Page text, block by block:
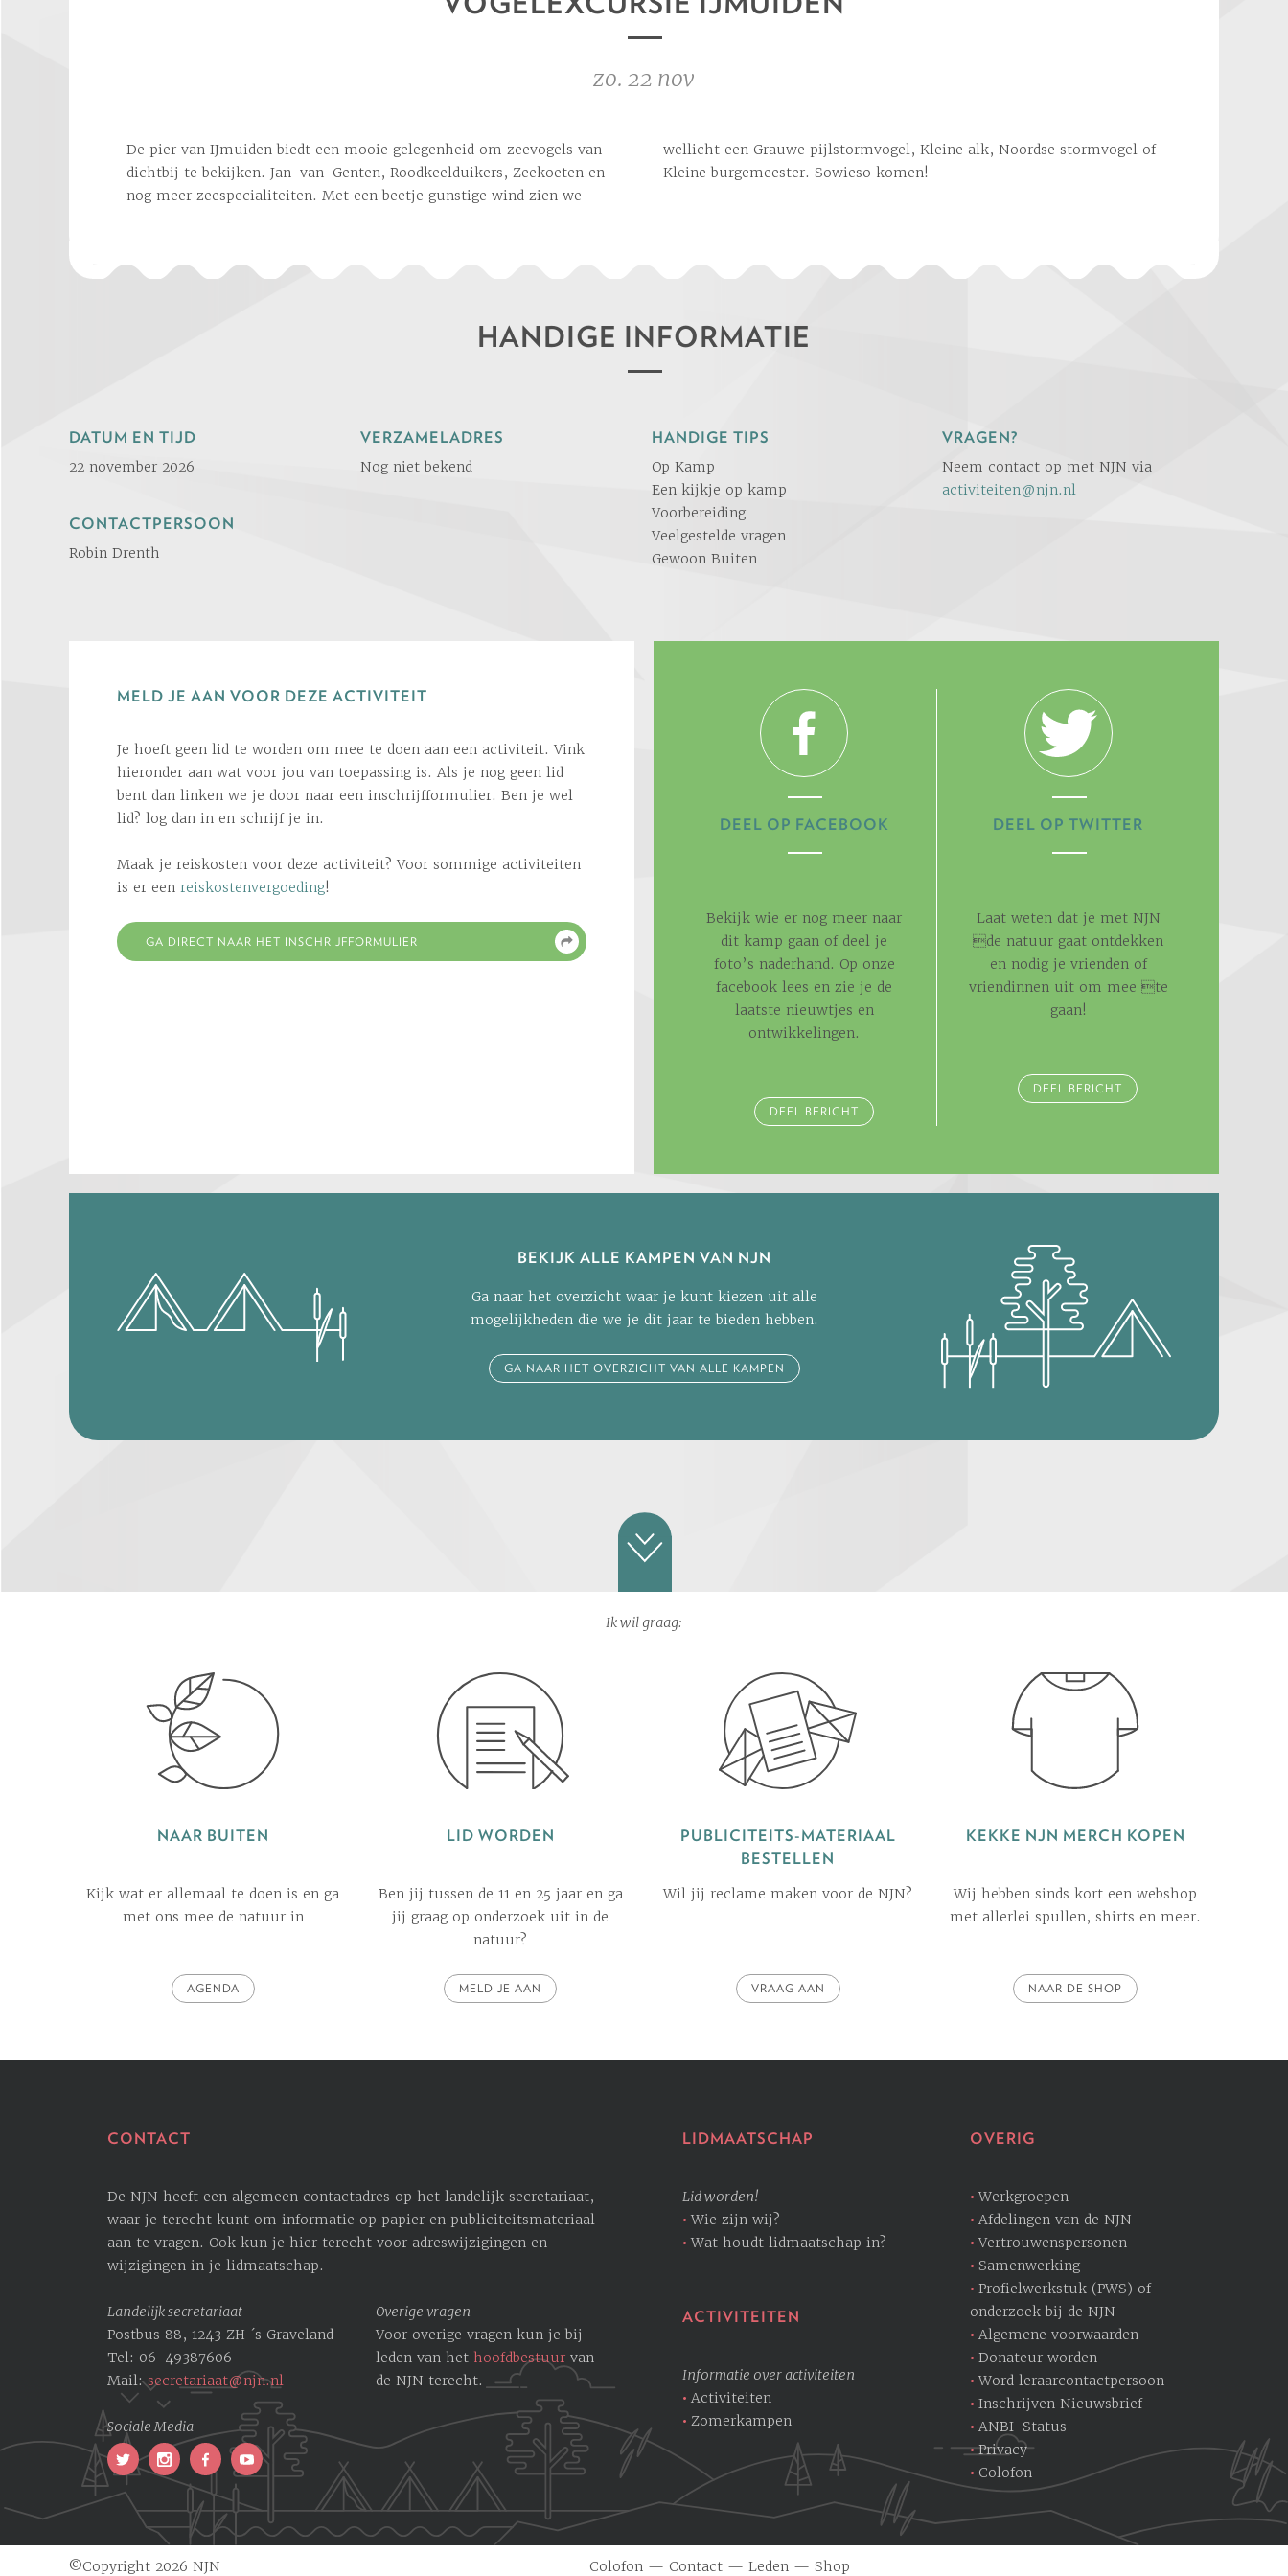
zo. 22 nov
De pier van IJmuiden biedt een mooie gelegenheid om zeevogels van
dichtbij te bekijken. Jan-van-Genten, Roodkeelduikers, Zeekoeten en
nog meer zeespecialiteiten. Met een beetje gunstige wind zien we
wellicht een Grauwe pijlstormvogel, Kleine alk, Noordse stormvogel of
Kleine burgemeester. Sowieso komen!
HANDIGE INFORMATIE
DATUM EN TIJD
22 november 2026
CONTACTPERSOON
Robin Drenth
VERZAMELADRES
Nog niet bekend
HANDIGE TIPS
Op Kamp
Een kijkje op kamp
Voorbereiding
Veelgestelde vragen
Gewoon Buiten
VRAGEN?
Neem contact op met NJN via
activiteiten@njn.nl
MELD JE AAN VOOR DEZE ACTIVITEIT
Je hoeft geen lid te worden om mee te doen aan een activiteit. Vink
hieronder aan wat voor jou van toepassing is. Als je nog geen lid
bent dan linken we je door naar een inschrijfformulier. Ben je wel
lid? log dan in en schrijf je in.
Maak je reiskosten voor deze activiteit? Voor sommige activiteiten
is er een reiskostenvergoeding!
DEEL OP FACEBOOK
Bekijk wie er nog meer naar
dit kamp gaan of deel je
foto’s naderhand. Op onze
facebook lees en zie je de
laatste nieuwtjes en
ontwikkelingen.
DEEL BERICHT
DEEL OP TWITTER
Laat weten dat je met NJN
de natuur gaat ontdekken
en nodig je vrienden of
vriendinnen uit om mee te
gaan!
DEEL BERICHT
BEKIJK ALLE KAMPEN VAN NJN
Ga naar het overzicht waar je kunt kiezen uit alle
mogelijkheden die we je dit jaar te bieden hebben.
GA NAAR HET OVERZICHT VAN ALLE KAMPEN
Ik wil graag:
NAAR BUITEN
Kijk wat er allemaal te doen is en ga
met ons mee de natuur in
AGENDA
LID WORDEN
Ben jij tussen de 11 en 25 jaar en ga
jij graag op onderzoek uit in de
natuur?
MELD JE AAN
PUBLICITEITS-MATERIAAL
BESTELLEN
Wil jij reclame maken voor de NJN?
VRAAG AAN
KEKKE NJN MERCH KOPEN
Wij hebben sinds kort een webshop
met allerlei spullen, shirts en meer.
NAAR DE SHOP
CONTACT
De NJN heeft een algemeen contactadres op het landelijk secretariaat,
waar je terecht kunt om informatie op papier en publiciteitsmateriaal
aan te vragen. Ook kun je hier terecht voor ­adreswijzigingen en
wijzigingen in je lidmaatschap.
Landelijk secretariaat
Postbus 88, 1243 ZH ´s Graveland
Tel: 06-49387606
Mail:secretariaat@njn.nl
Overige vragen
Voor overige vragen kun je bij
leden van het hoofdbestuur van
de NJN terecht.
Sociale Media
LIDMAATSCHAP
Lid worden!
Wie zijn wij?
Wat houdt lidmaatschap in?
ACTIVITEITEN
Informatie over activiteiten
Activiteiten
Zomerkampen
OVERIG
Werkgroepen
Afdelingen van de NJN
Vertrouwenspersonen
Samenwerking
Profielwerkstuk (PWS) of
onderzoek bij de NJN
Algemene voorwaarden
Donateur worden
Word leraarcontactpersoon
Inschrijven Nieuwsbrief
ANBI-Status
Privacy
Colofon
©Copyright 2026 NJN Colofon — Contact — Leden — Shop